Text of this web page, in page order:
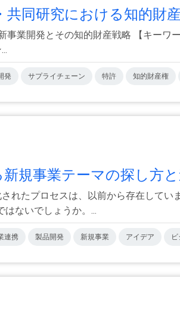
同研究における知的財
業開発とその知的財産戦略 【キー
発 サプライチェーン 特許 知的財産権
規事業テーマの探し方
れたプロセスは、以前から存在して
ないでしょうか。...
連携 製品開発 新規事業 アイデア